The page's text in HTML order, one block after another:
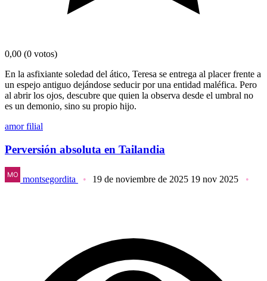
0,00 (0 votos)
En la asfixiante soledad del ático, Teresa se entrega al placer frente a
un espejo antiguo dejándose seducir por una entidad maléfica. Pero
al abrir los ojos, descubre que quien la observa desde el umbral no
es un demonio, sino su propio hijo.
amor filial
Perversión absoluta en Tailandia
montsegordita 19 de noviembre de 2025 19 nov 2025